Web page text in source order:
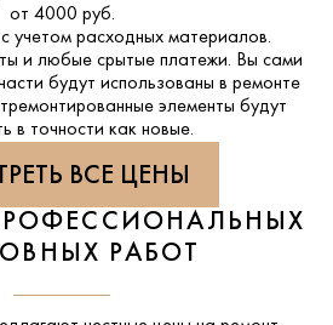
от 4000 руб.
учетом расходных материалов.
и любые срытые платежи. Вы сами
будут использованы в ремонте
элементы будут
в точности как новые.
ВСЕ ЦЕНЫ
РАБОТ